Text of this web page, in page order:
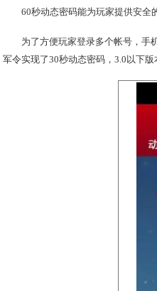
将军令的实用性和便捷
1、30秒动态密码
60秒动态密码能为玩
为了方便玩家登录多个
军令实现了30秒动态密